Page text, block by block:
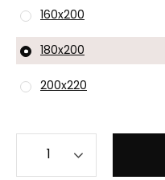
160x200
180x200
200x220